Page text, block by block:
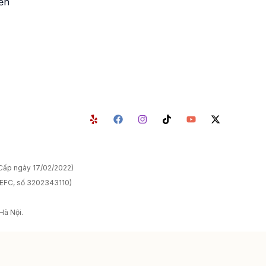
ngày 17/02/2022)
số 3202343110)
Nội.